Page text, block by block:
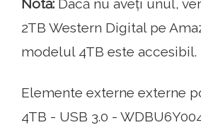
Notă: Dacă nu aveți unul,
2TB Western Digital pe
modelul 4TB este accesibil.
Elemente externe externe
4TB - USB 3.0 -